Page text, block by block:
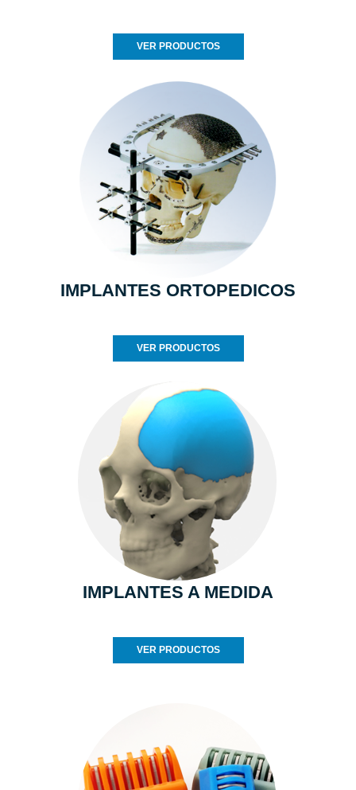
VER PRODUCTOS
IMPLANTES ORTOPEDICOS
VER PRODUCTOS
IMPLANTES A MEDIDA
VER PRODUCTOS